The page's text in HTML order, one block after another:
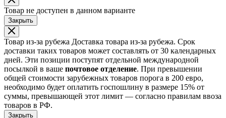
Товар не доступен в данном варианте
Закрыть
Товар из-за рубежа Доставка товара из-за рубежа. Срок
доставки таких товаров может составлять от 30 календарных
дней. Эти позиции поступят отдельной международной
посылкой в ваше почтовое отделение. При превышении
общей стоимости зарубежных товаров порога в 200 евро,
необходимо будет оплатить госпошлину в размере 15% от
суммы, превышающей этот лимит — согласно правилам ввоза
товаров в РФ.
Закрыть